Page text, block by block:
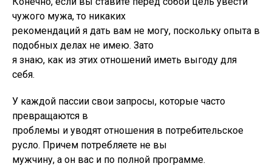
чужого мужа, то никаких
рекомендаций я дать вам не могу, поскольку опыта в
подобных делах не имею. Зато
я знаю, как из этих отношений иметь выгоду для
себя.
У каждой пассии свои запросы, которые часто
превращаются в
проблемы и уводят отношения в потребительское
русло. Причем потребляете не вы
мужчину, а он вас и по полной программе.